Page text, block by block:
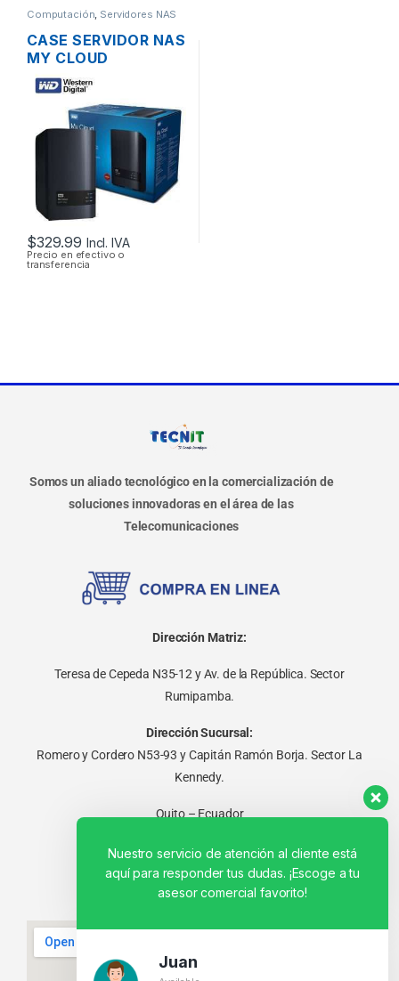
Computación, Servidores NAS
CASE SERVIDOR NAS
MY CLOUD
WESTERN DIGITAL 2
BAHÍAS SATA CON
USB 3.0 Y PUERTO
DE RED GIGABIT
$329.99 Incl. IVA
Precio en efectivo o
transferencia
Somos un aliado tecnológico en la comercialización de
soluciones innovadoras en el área de las
Telecomunicaciones
Dirección Matriz:
Teresa de Cepeda N35-12 y Av. de la República. Sector
Rumipamba.
Dirección Sucursal:
Romero y Cordero N53-93 y Capitán Ramón Borja. Sector La
Kennedy.
Quito – Ecuador
Nuestro servicio de atención al cliente está
aquí para responder tus dudas. ¡Escoge a tu
asesor comercial favorito!
Juan